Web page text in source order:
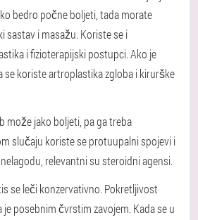
bedro počne boljeti, tada morate
sastav i masažu. Koriste se i
i fizioterapijski postupci. Ako je
se koriste artroplastika zgloba i kirurške
može jako boljeti, pa ga treba
slučaju koriste se protuupalni spojevi i
relevantni su steroidni agensi.
se leči konzervativno. Pokretljivost
posebnim čvrstim zavojem. Kada se u